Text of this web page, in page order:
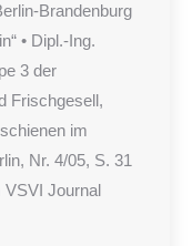
Brandenburg
• Dipl.-Ing.
3 der
Frischgesell,
im
Nr. 4/05, S. 31
VSVI Journal